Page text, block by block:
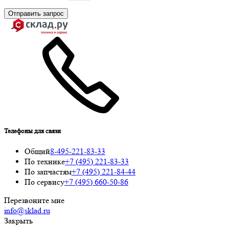
Отправить запрос
Телефоны для связи
Общий8-495-221-83-33
По технике+7 (495) 221-83-33
По запчастям+7 (495) 221-84-44
По сервису+7 (495) 660-50-86
Перезвоните мне
info@sklad.ru
Закрыть